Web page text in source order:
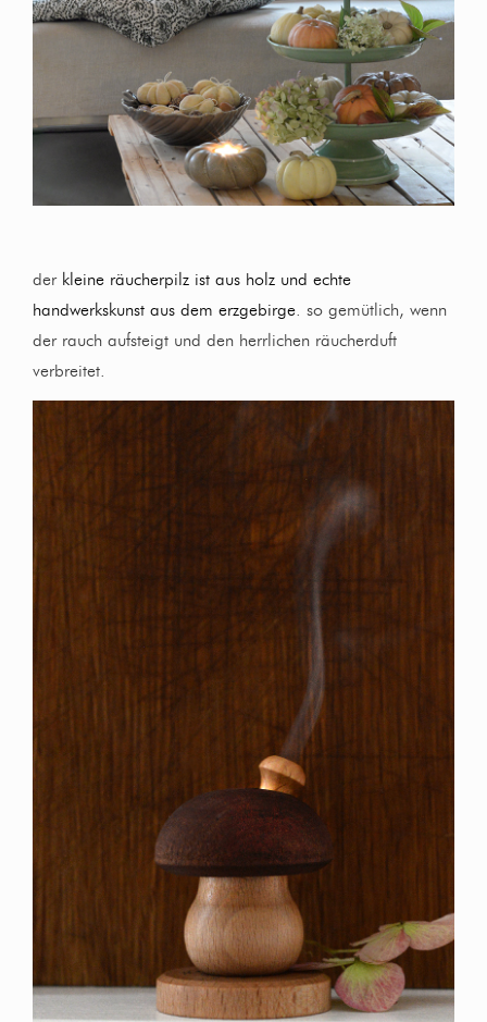
der kleine räucherpilz ist aus holz und echte
handwerkskunst aus dem erzgebirge . so gemütlich, wenn
der rauch aufsteigt und den herrlichen räucherduft
verbreitet.